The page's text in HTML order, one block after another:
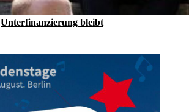
Unterfinanzierung bleibt